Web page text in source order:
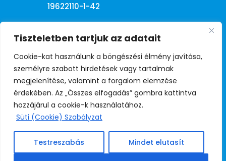
Tiszteletben tartjuk az adatait
Cookie-kat használunk a böngészési élmény javítása,
személyre szabott hirdetések vagy tartalmak
megjelenítése, valamint a forgalom elemzése
érdekében. Az „Összes elfogadás” gombra kattintva
hozzájárul a cookie-k használatához.
Süti (Cookie) Szabályzat
Testreszabás Mindet elutasít
19622110-1-42
Adatkezelési tájékoztató
© Copyright Független Rendőr
Szakszervezet